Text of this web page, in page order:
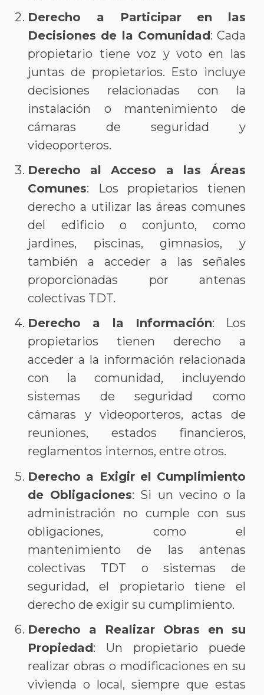
Derecho a Participar en las
Decisiones de la Comunidad: Cada
propietario tiene voz y voto en las
juntas de propietarios. Esto incluye
decisiones relacionadas con la
instalación o mantenimiento de
cámaras de seguridad y
videoporteros.
Derecho al Acceso a las Áreas
Comunes: Los propietarios tienen
derecho a utilizar las áreas comunes
del edificio o conjunto, como
jardines, piscinas, gimnasios, y
también a acceder a las señales
proporcionadas por antenas
colectivas TDT.
Derecho a la Información: Los
propietarios tienen derecho a
acceder a la información relacionada
con la comunidad, incluyendo
sistemas de seguridad como
cámaras y videoporteros, actas de
reuniones, estados financieros,
reglamentos internos, entre otros.
Derecho a Exigir el Cumplimiento
de Obligaciones: Si un vecino o la
administración no cumple con sus
obligaciones, como el
mantenimiento de las antenas
colectivas TDT o sistemas de
seguridad, el propietario tiene el
derecho de exigir su cumplimiento.
Derecho a Realizar Obras en su
Propiedad: Un propietario puede
realizar obras o modificaciones en su
vivienda o local, siempre que estas